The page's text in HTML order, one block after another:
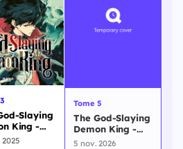
Slaying
King -
3
Tome 5
The God-Slaying
Demon King -
Tome 5
5 nov. 2026